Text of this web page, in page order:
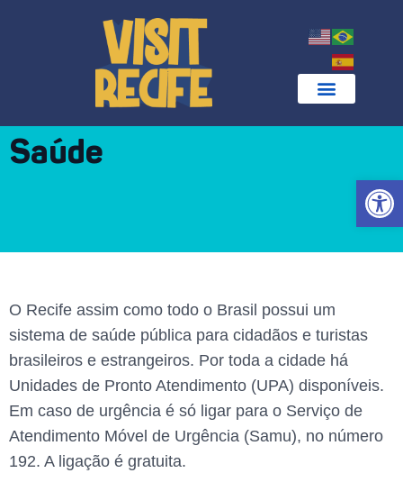
Abrir
Saúde
O Recife assim como todo o Brasil possui um
sistema de saúde pública para cidadãos e turistas
brasileiros e estrangeiros. Por toda a cidade há
Unidades de Pronto Atendimento (UPA) disponíveis.
Em caso de urgência é só ligar para o Serviço de
Atendimento Móvel de Urgência (Samu), no número
192. A ligação é gratuita.